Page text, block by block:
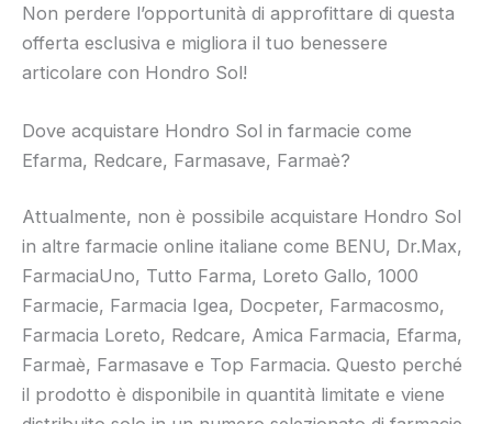
Non perdere l’opportunità di approfittare di questa
offerta esclusiva e migliora il tuo benessere
articolare con Hondro Sol!
Dove acquistare Hondro Sol in farmacie come
Efarma, Redcare, Farmasave, Farmaè?
Attualmente, non è possibile acquistare Hondro Sol
in altre farmacie online italiane come BENU, Dr.Max,
FarmaciaUno, Tutto Farma, Loreto Gallo, 1000
Farmacie, Farmacia Igea, Docpeter, Farmacosmo,
Farmacia Loreto, Redcare, Amica Farmacia, Efarma,
Farmaè, Farmasave e Top Farmacia. Questo perché
il prodotto è disponibile in quantità limitate e viene